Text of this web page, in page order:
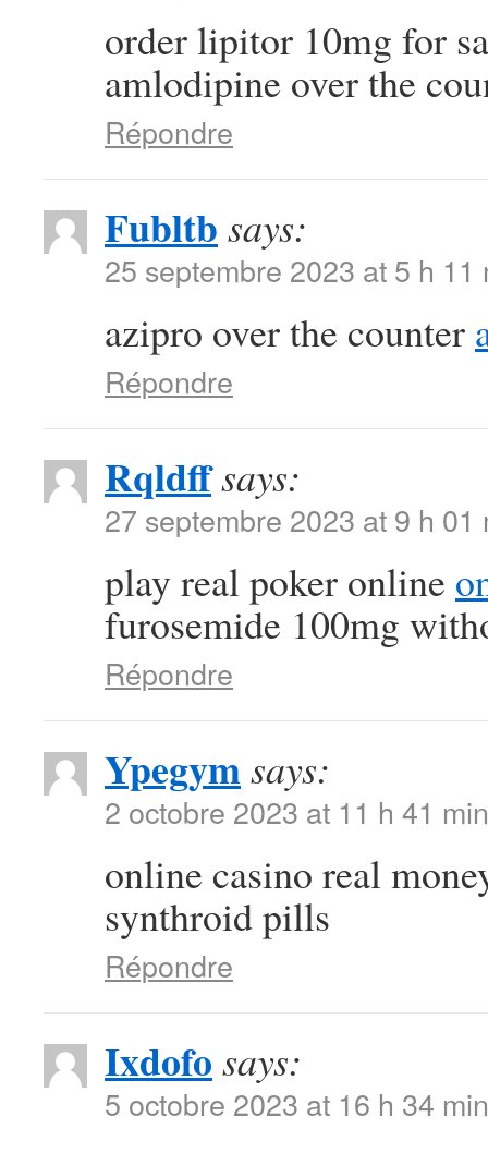
order lipitor 10mg for
amlodipine over the
Répondre
Fubltb says:
25 septembre 2023 at 5 h 11
azipro over the counter
Répondre
Rqldffsays:
27 septembre 2023 at 9 h 01
play real poker online
furosemide 100mg
Répondre
Ypegymsays:
2 octobre 2023 at 11 h 41 min
online casino real
synthroid pills
Répondre
Ixdofo says:
5 octobre 2023 at 16 h 34 min